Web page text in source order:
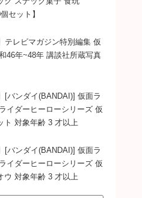
セット】
テレビマガジン特別編集 仮
46年~48年 講談社所蔵写真
[バンダイ(BANDAI)] 仮面ラ
イダーヒーローシリーズ 仮
ト 対象年齢 3 才以上
[バンダイ(BANDAI)] 仮面ラ
イダーヒーローシリーズ 仮
ウ 対象年齢 3 才以上